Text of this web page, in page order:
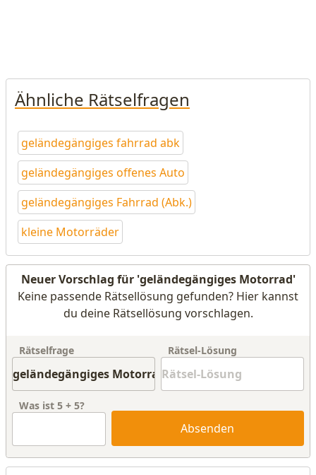
Ähnliche Rätselfragen
geländegängiges fahrrad abk
geländegängiges offenes Auto
geländegängiges Fahrrad (Abk.)
kleine Motorräder
Neuer Vorschlag für 'geländegängiges Motorrad'
Keine passende Rätsellösung gefunden? Hier kannst
du deine Rätsellösung vorschlagen.
Rätselfrage Rätsel-Lösung
Was ist 5 + 5?
Absenden